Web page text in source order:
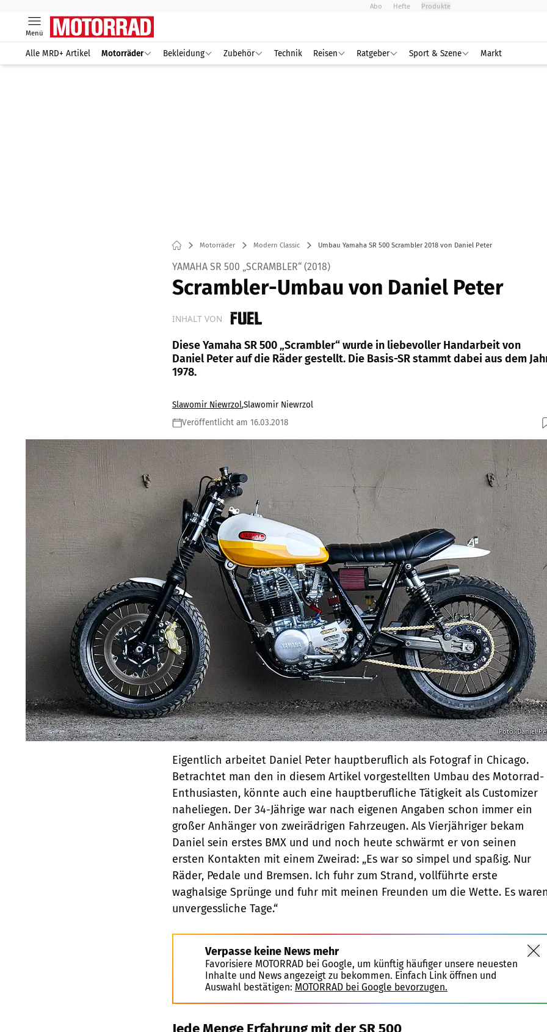
Abo Hefte Produkte
Menü
Alle MRD+ Artikel Motorräder Bekleidung Zubehör Technik Reisen Ratgeber Sport & Szene Markt
Motorräder Modern Classic Umbau Yamaha SR 500 Scrambler 2018 von Daniel Peter
YAMAHA SR 500 „SCRAMBLER“ (2018)
Scrambler-Umbau von Daniel Peter
INHALT VON
Diese Yamaha SR 500 „Scrambler“ wurde in liebevoller Handarbeit von
Daniel Peter auf die Räder gestellt. Die Basis-SR stammt dabei aus dem
1978.
Slawomir Niewrzol,Slawomir Niewrzol
Veröffentlicht am 16.03.2018
Foto: Daniel
Eigentlich arbeitet Daniel Peter hauptberuflich als Fotograf in Chicago.
Betrachtet man den in diesem Artikel vorgestellten Umbau des Motorrad-
Enthusiasten, könnte auch eine hauptberufliche Tätigkeit als Customizer
naheliegen. Der 34-Jährige war nach eigenen Angaben schon immer ein
großer Anhänger von zweirädrigen Fahrzeugen. Als Vierjähriger bekam
Daniel sein erstes BMX und und noch heute schwärmt er von seinen
ersten Kontakten mit einem Zweirad: „Es war so simpel und spaßig. Nur
Räder, Pedale und Bremsen. Ich fuhr zum Strand, vollführte erste
waghalsige Sprünge und fuhr mit meinen Freunden um die Wette. Es
unvergessliche Tage.“
Verpasse keine News mehr
Favorisiere MOTORRAD bei Google, um künftig häufiger unsere neuesten
Inhalte und News angezeigt zu bekommen. Einfach Link öffnen und
Auswahl bestätigen: MOTORRAD bei Google bevorzugen.
Jede Menge Erfahrung mit der SR 500